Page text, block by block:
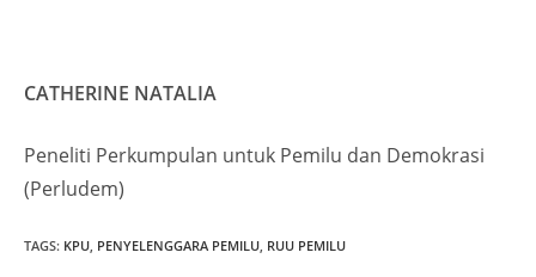
CATHERINE NATALIA
Peneliti Perkumpulan untuk Pemilu dan Demokrasi
(Perludem)
TAGS: KPU, PENYELENGGARA PEMILU, RUU PEMILU